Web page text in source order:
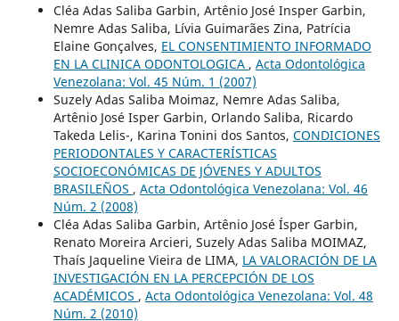
Cléa Adas Saliba Garbin, Artênio José Insper Garbin,
Nemre Adas Saliba, Lívia Guimarães Zina, Patrícia
Elaine Gonçalves, EL CONSENTIMIENTO INFORMADO
EN LA CLINICA ODONTOLOGICA , Acta Odontológica
Venezolana: Vol. 45 Núm. 1 (2007)
Suzely Adas Saliba Moimaz, Nemre Adas Saliba,
Artênio José Isper Garbin, Orlando Saliba, Ricardo
Takeda Lelis-, Karina Tonini dos Santos, CONDICIONES
PERIODONTALES Y CARACTERÍSTICAS
SOCIOECONÓMICAS DE JÓVENES Y ADULTOS
BRASILEÑOS , Acta Odontológica Venezolana: Vol. 46
Núm. 2 (2008)
Cléa Adas Saliba Garbin, Artênio José Ísper Garbin,
Renato Moreira Arcieri, Suzely Adas Saliba MOIMAZ,
Thaís Jaqueline Vieira de LIMA, LA VALORACIÓN DE LA
INVESTIGACIÓN EN LA PERCEPCIÓN DE LOS
ACADÉMICOS , Acta Odontológica Venezolana: Vol. 48
Núm. 2 (2010)